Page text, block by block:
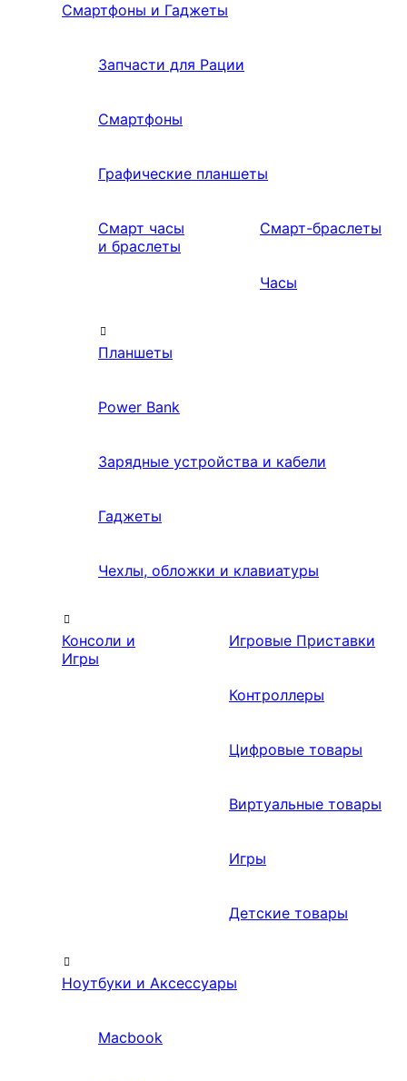
Смартфоны и Гаджеты
Запчасти для Рации
Смартфоны
Графические планшеты
Смарт часы
и браслеты
Смарт-браслеты
Часы
Планшеты
Power Bank
Зарядные устройства и кабели
Гаджеты
Чехлы, обложки и клавиатуры
Консоли и
Игры
Игровые Приставки
Контроллеры
Цифровые товары
Виртуальные товары
Игры
Детские товары
Ноутбуки и Аксессуары
Macbook